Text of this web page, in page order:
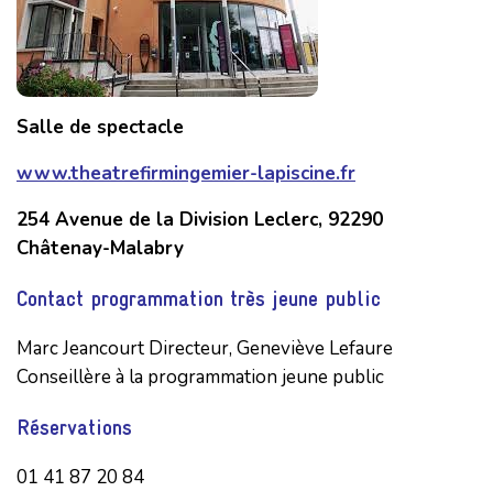
Salle de spectacle
www.theatrefirmingemier-lapiscine.fr
254 Avenue de la Division Leclerc, 92290
Châtenay-Malabry
Contact programmation très jeune public
Marc Jeancourt Directeur, Geneviève Lefaure
Conseillère à la programmation jeune public
Réservations
01 41 87 20 84